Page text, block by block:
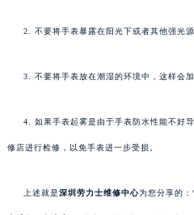
2. 不要将手表暴露在阳光下或者其他强光
3. 不要将手表放在潮湿的环境中，这样会加
4. 如果手表起雾是由于手表防水性能不好
修店进行检修，以免手表进一步受损。
上述就是深圳劳力士维修中心为您分享的：